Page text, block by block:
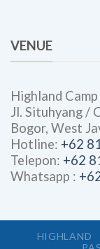
VENUE
Highland
Jl. Situhyang /
Bogor, West
Hotline: +62
Telepon: +62
Whatsapp :
HIGHLAND